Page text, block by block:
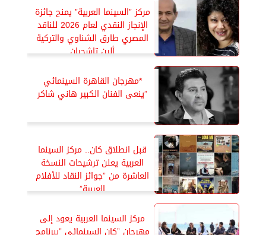
مركز ”السينما العربية” يمنح جائزة
الإنجاز النقدي لعام 2026 للناقد
المصري طارق الشناوي والتركية
ألين تاشجيان
*مهرجان القاهرة السينمائي
”ينعى الفنان الكبير هاني شاكر
قبل انطلاق كان.. مركز السينما
العربية يعلن ترشيحات النسخة
العاشرة من ”جوائز النقاد للأفلام
العربية”
مركز السينما العربية يعود إلى
مهرجان ”كان السينمائي ”ببرنامج